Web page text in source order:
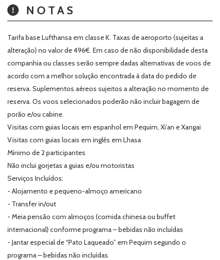
NOTAS
Tarifa base Lufthansa em classe K. Taxas de aeroporto (sujeitas a
alteração) no valor de 496€. Em caso de não disponibilidade desta
companhia ou classes serão sempre dadas alternativas de voos de
acordo com a melhor solução encontrada à data do pedido de
reserva. Suplementos aéreos sujeitos a alteração no momento de
reserva. Os voos selecionados poderão não incluir bagagem de
porão e/ou cabine.
Visitas com guias locais em espanhol em Pequim, Xi’an e Xangai
Visitas com guias locais em inglês em Lhasa
Mínimo de 2 participantes
Não inclui gorjetas a guias e/ou motoristas
Serviços Incluídos:
- Alojamento e pequeno-almoço americano
- Transfer in/out
- Meia pensão com almoços (comida chinesa ou buffet
internacional) conforme programa – bebidas não incluídas
- Jantar especial de “Pato Laqueado” em Pequim segundo o
programa – bebidas não incluídas